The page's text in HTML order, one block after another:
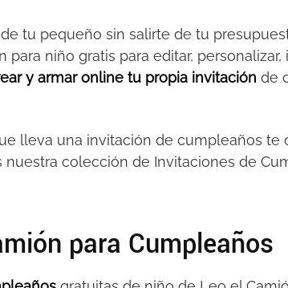
tu pequeño sin salirte de tu
para niño gratis para editar,
y armar online tu propia invitación de
lleva una invitación de cumpleaños te
nuestra colección de Invitaciones de
para Cumpleaños